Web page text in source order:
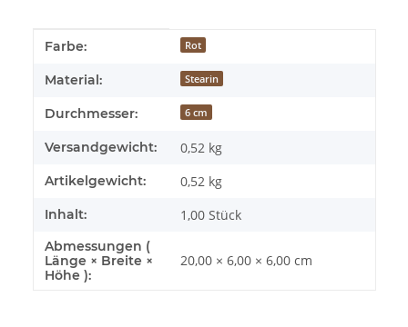
Produkteigenschaft
Wert
Farbe: Rot
Material: Stearin
Durchmesser: 6 cm
Versandgewicht: 0,52 kg
Artikelgewicht: 0,52 kg
Inhalt: 1,00 Stück
Abmessungen (
Länge × Breite ×
Höhe ):
20,00 × 6,00 × 6,00 cm